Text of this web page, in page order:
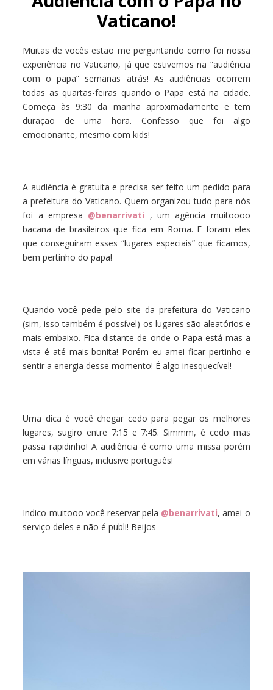
Vaticano!
Muitas de vocês estão me perguntando como foi nossa
experiência no Vaticano, já que estivemos na “audiência
com o papa” semanas atrás! As audiências ocorrem
todas as quartas-feiras quando o Papa está na cidade.
Começa às 9:30 da manhã aproximadamente e tem
duração de uma hora. Confesso que foi algo
emocionante, mesmo com kids!
A audiência é gratuita e precisa ser feito um pedido para
a prefeitura do Vaticano. Quem organizou tudo para nós
foi a empresa @benarrivati , um agência muitoooo
bacana de brasileiros que fica em Roma. E foram eles
que conseguiram esses “lugares especiais” que ficamos,
bem pertinho do papa!
Quando você pede pelo site da prefeitura do Vaticano
(sim, isso também é possível) os lugares são aleatórios e
mais embaixo. Fica distante de onde o Papa está mas a
vista é até mais bonita! Porém eu amei ficar pertinho e
sentir a energia desse momento! É algo inesquecível!
Uma dica é você chegar cedo para pegar os melhores
lugares, sugiro entre 7:15 e 7:45. Simmm, é cedo mas
passa rapidinho! A audiência é como uma missa porém
em várias línguas, inclusive português!
Indico muitooo você reservar pela @benarrivati, amei o
serviço deles e não é publi! Beijos